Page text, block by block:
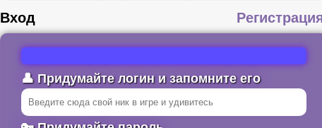
Вход
👤 Придумайте логин и запомните его